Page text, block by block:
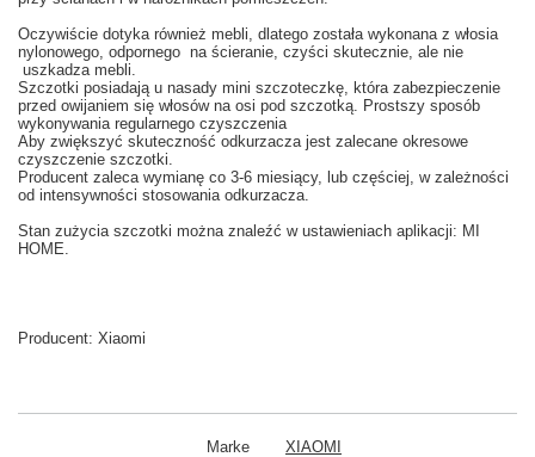
Oczywiście dotyka również mebli, dlatego została wykonana z włosia
nylonowego, odpornego na ścieranie, czyści skutecznie, ale nie
uszkadza mebli.
Szczotki posiadają u nasady mini szczoteczkę, którazabezpieczenie
przed owijaniem się włosów na osi pod szczotką. Prostszy sposób
wykonywania regularnego czyszczenia
Aby zwiększyć skuteczność odkurzacza jest zalecane okresowe
czyszczenie szczotki.
Producent zaleca wymianę co 3-6 miesiący, lub częściej, w zależności
od intensywności stosowania odkurzacza.
Stan zużycia szczotki można znaleźć w ustawieniach aplikacji: MI
HOME.
Producent: Xiaomi
Marke XIAOMI